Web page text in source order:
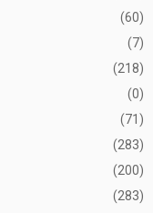
(60)
(7)
(218)
(0)
(71)
(283)
(200)
(283)